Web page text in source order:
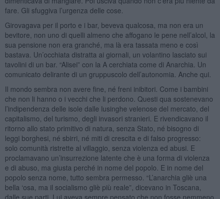
fare. Gli sfuggiva l’urgenza delle cose.
Girovagava per il porto e i bar, beveva qualcosa, ma non era un
bevitore, non uno di quelli almeno che affogano le pene nell’alcol, la
sua pensione non era granché, ma là era tassata meno e così
bastava. Un’occhiata distratta ai giornali, un volantino lasciato sui
tavolini di un bar. “Alisei” con la A cerchiata come di Anarchia. Un
comunicato delirante di un gruppuscolo dell’autonomia. Anche qui.
Il mondo sembra non avere fine, né freni inibitori. Come i bambini
che non li hanno o i vecchi che li perdono. Questi qua sostenevano
l’indipendenza delle isole dalle lusinghe velenose del mercato, del
capitalismo, del turismo, degli invasori stranieri. E rivendicavano il
ritorno allo stato primitivo di natura, senza Stato, né bisogno di
leggi borghesi, né sbirri, né miti di crescita e di falso progresso:
solo comunità ristrette al villaggio, senza violenza ed abusi. E
proclamavano un’insurrezione latente che è una forma di violenza
e di abuso, ma giusta perché in nome del popolo. E in nome del
popolo senza nome, tutto sembra permesso. “L’anarchia gliè una
bella ‘osa, ma il socialismo gliè più reale”, dicevano in Toscana,
dalle sue parti. Lui aveva sempre pensato che non fosse nemmeno